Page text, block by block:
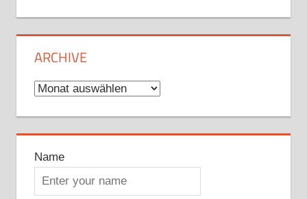
ARCHIVE
Archive
Name